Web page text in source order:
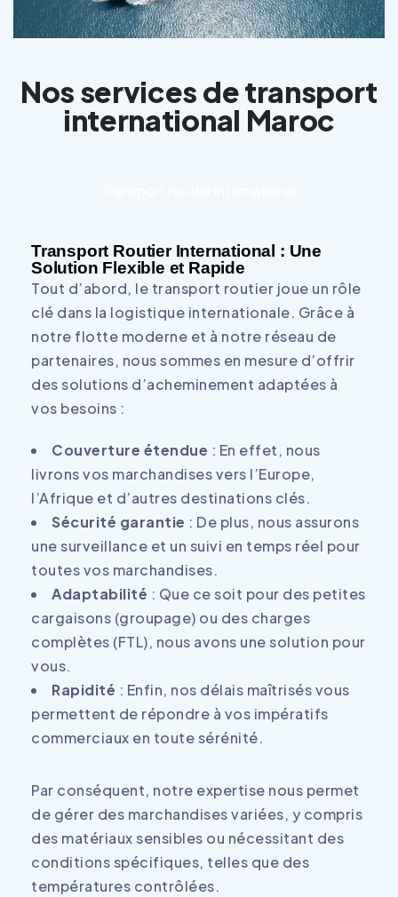
Nos services de transport
international Maroc
Transport Routier International : Une
Solution Flexible et Rapide
Tout d’abord, le transport routier joue un rôle
clé dans la logistique internationale. Grâce à
notre flotte moderne et à notre réseau de
partenaires, nous sommes en mesure d’offrir
des solutions d’acheminement adaptées à
vos besoins :
Couverture étendue : En effet, nous
livrons vos marchandises vers l’Europe,
l’Afrique et d’autres destinations clés.
Sécurité garantie : De plus, nous assurons
une surveillance et un suivi en temps réel pour
toutes vos marchandises.
Adaptabilité : Que ce soit pour des petites
cargaisons (groupage) ou des charges
complètes (FTL), nous avons une solution pour
vous.
Rapidité : Enfin, nos délais maîtrisés vous
permettent de répondre à vos impératifs
commerciaux en toute sérénité.
Par conséquent, notre expertise nous permet
de gérer des marchandises variées, y compris
des matériaux sensibles ou nécessitant des
conditions spécifiques, telles que des
températures contrôlées.